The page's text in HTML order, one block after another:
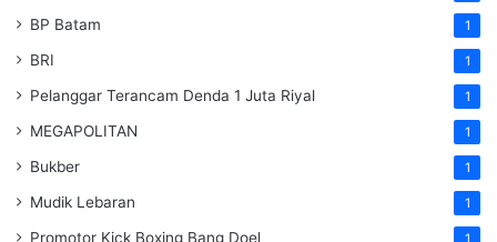
BP Batam 1
BRI 1
Pelanggar Terancam Denda 1 Juta Riyal 1
MEGAPOLITAN 1
Bukber 1
Mudik Lebaran 1
Promotor Kick Boxing Bang Doel 1